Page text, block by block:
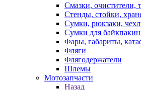
Смазки, очистители,
Стенды, стойки,
Сумки, рюкзаки,
Сумки для
Фары, габариты,
Фляги
Флягодержатели
Шлемы
Мотозапчасти
Назад